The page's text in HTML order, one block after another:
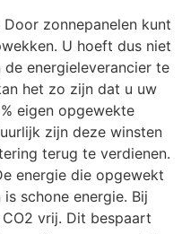
Door zonnepanelen kunt
U hoeft dus niet
energieleverancier te
het zo zijn dat u uw
eigen opgewekte
zijn deze winsten
terug te verdienen.
energie die opgewekt
schone energie. Bij
vrij. Dit bespaart